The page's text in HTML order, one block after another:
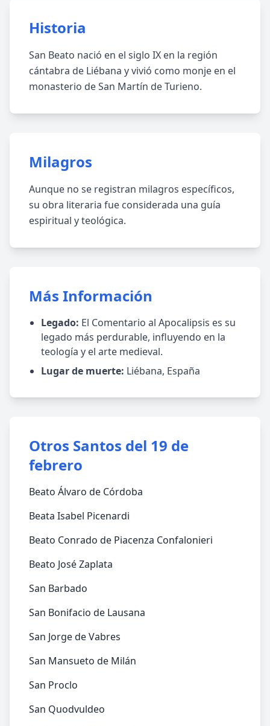
Historia
San Beato nació en el siglo IX en la región
cántabra de Liébana y vivió como monje en el
monasterio de San Martín de Turieno.
Milagros
Aunque no se registran milagros específicos,
su obra literaria fue considerada una guía
espiritual y teológica.
Más Información
Legado: El Comentario al Apocalipsis es su
legado más perdurable, influyendo en la
teología y el arte medieval.
Lugar de muerte: Liébana, España
Otros Santos del 19 de
febrero
Beato Álvaro de Córdoba
Beata Isabel Picenardi
Beato Conrado de Piacenza Confalonieri
Beato José Zaplata
San Barbado
San Bonifacio de Lausana
San Jorge de Vabres
San Mansueto de Milán
San Proclo
San Quodvuldeo